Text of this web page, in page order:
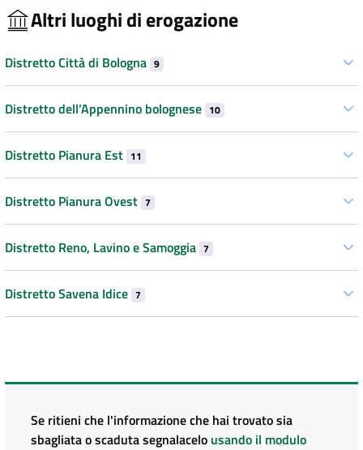
Altri luoghi di erogazione
Distretto Città di Bologna 9
Distretto dell’Appennino bolognese 10
Distretto Pianura Est 11
Distretto Pianura Ovest 7
Distretto Reno, Lavino e Samoggia 7
Distretto Savena Idice 7
Se ritieni che l'informazione che hai trovato sia
sbagliata o scaduta segnalacelo usando il modulo